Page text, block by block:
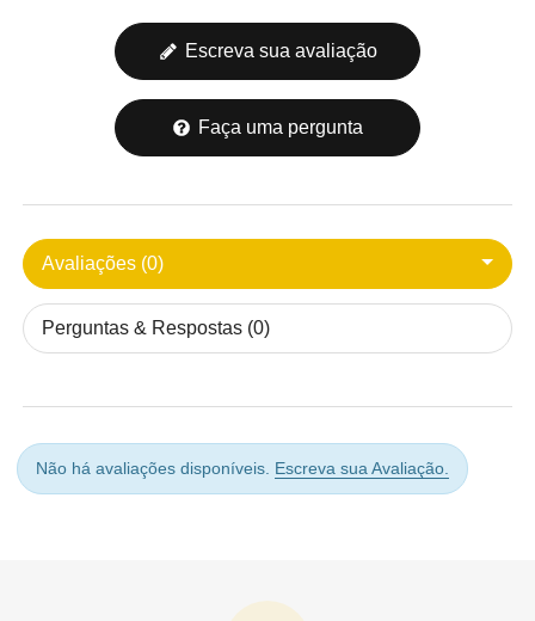
Escreva sua avaliação
Faça uma pergunta
Avaliações (0)
Perguntas & Respostas (0)
Não há avaliações disponíveis. Escreva sua Avaliação.